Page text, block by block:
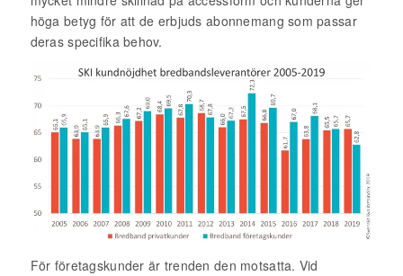
höga betyg för att de erbjuds abonnemang som passar
deras specifika behov.
För företagskunder är trenden den motsatta. Vid